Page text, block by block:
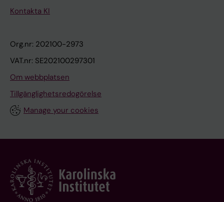
Kontakta KI
Org.nr: 202100-2973
VAT.nr: SE202100297301
Om webbplatsen
Tillgänglighetsredogörelse
Manage your cookies